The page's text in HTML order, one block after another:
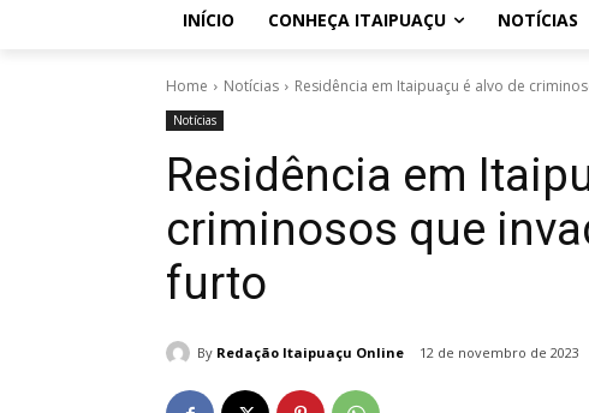
INÍCIO CONHEÇA ITAIPUAÇU NOTÍCIAS
Home Notícias Residência em Itaipuaçu é alvo de
Notícias
Residência em
criminosos que
furto
By Redação Itaipuaçu Online 12 de novembro de 2023